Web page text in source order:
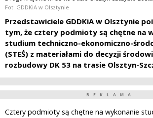
Fot. GDDKiA w Olsztynie
Przedstawiciele GDDKiA w Olsztynie
tym, że cztery podmioty są chętne na
studium techniczno-ekonomiczno-
(STEŚ) z materiałami do decyzji
rozbudowy DK 53 na trasie Olsztyn-
REKLAMA
Cztery podmioty są chętne na wykonanie